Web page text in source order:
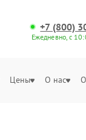
+7 (800)
Ежедневно, с
Цены О нас